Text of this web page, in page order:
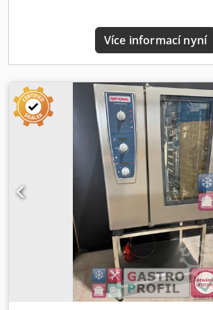
kombinovaný parní konvektomat, který
manuálně. Naše služby pro použitá
kvalitní značková zařízení za přijatelné
renovace / kontrola a odborné čištění.
plně funkční. Možnost volby dopravy nebo
vyzvednutí. Kompetentní poradenství –
Zajištění provozních příruček, schémat
náhradních dílů. Dksdpfszm S Abex Abrer
DGUV V3. Combi Master® od RATIONAL
přesvědčí svými funkcemi, které umožňují
nejvyšší kvality pokrmů. Podporuje
umění kuchaře prostřednictvím přesně
prostoru pro pečení, stejně jako precizní
vlhkosti, proudění vzduchu a doby pečení.
údaje: Š x H x V: cca 847 x 776 x 1042 mm
rozměry dveřního otvoru pro transport (š
mm Připojení napájení: 400 V / kW: 18,6 /
Kapacita: 8x 1/1 GN Hmotnost: cca 132
Více informací nyní